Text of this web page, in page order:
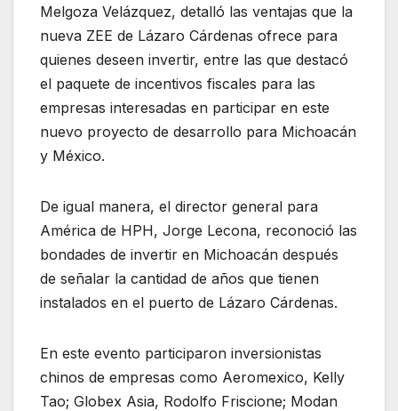
Melgoza Velázquez, detalló las ventajas que la
nueva ZEE de Lázaro Cárdenas ofrece para
quienes deseen invertir, entre las que destacó
el paquete de incentivos fiscales para las
empresas interesadas en participar en este
nuevo proyecto de desarrollo para Michoacán
y México.
De igual manera, el director general para
América de HPH, Jorge Lecona, reconoció las
bondades de invertir en Michoacán después
de señalar la cantidad de años que tienen
instalados en el puerto de Lázaro Cárdenas.
En este evento participaron inversionistas
chinos de empresas como Aeromexico, Kelly
Tao; Globex Asia, Rodolfo Friscione; Modan